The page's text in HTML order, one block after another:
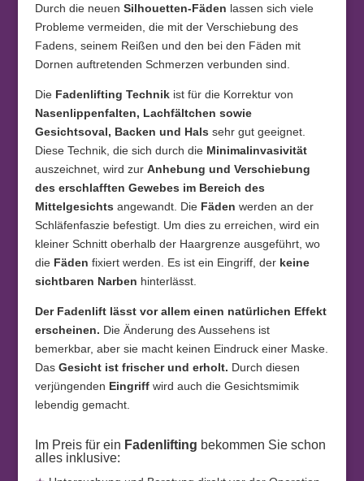
Durch die neuen Silhouetten-Fäden lassen sich viele
Probleme vermeiden, die mit der Verschiebung des
Fadens, seinem Reißen und den bei den Fäden mit
Dornen auftretenden Schmerzen verbunden sind.
Die Fadenlifting Technikist für die Korrektur von
Nasenlippenfalten, Lachfältchen sowie
Gesichtsoval, Backen und Hals sehr gut geeignet.
Diese Technik, die sich durch die Minimalinvasivität
auszeichnet, wird zur Anhebung und Verschiebung
des erschlafften Gewebes im Bereich des
Mittelgesichts angewandt. Die Fäden werden an der
Schläfenfaszie befestigt. Um dies zu erreichen, wird ein
kleiner Schnitt oberhalb der Haargrenze ausgeführt, wo
die Fäden fixiert werden. Es ist ein Eingriff, derkeine
sichtbaren Narben hinterlässt.
Der Fadenlift lässt vor allem einen natürlichen Effekt
erscheinen. Die Änderung des Aussehens ist
bemerkbar, aber sie macht keinen Eindruck einer Maske.
Das Gesicht ist frischer und erholt. Durch diesen
verjüngenden Eingriffwird auch die Gesichtsmimik
lebendig gemacht.
Im Preis für ein Fadenlifting bekommen Sie schon
alles inklusive: